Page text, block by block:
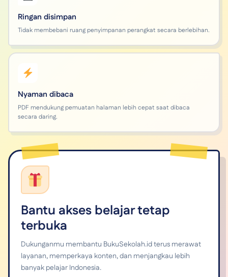
Ringan disimpan
Tidak membebani ruang penyimpanan perangkat secara berlebihan.
Nyaman dibaca
PDF mendukung pemuatan halaman lebih cepat saat dibaca
secara daring.
Bantu akses belajar tetap
terbuka
Dukunganmu membantu BukuSekolah.id terus merawat
layanan, memperkaya konten, dan menjangkau lebih
banyak pelajar Indonesia.